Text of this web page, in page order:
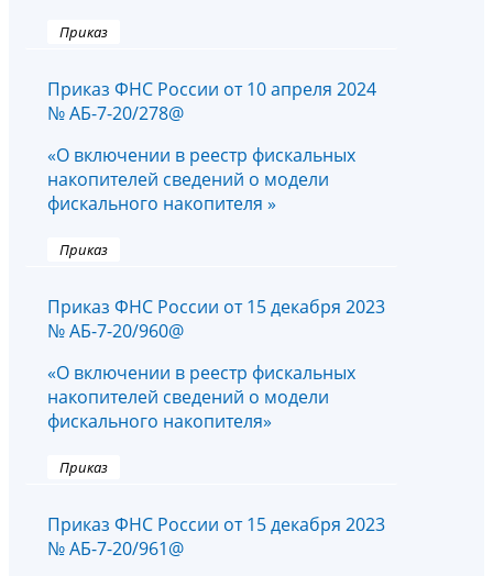
Приказ
Приказ ФНС России от 10 апреля 2024
№ АБ-7-20/278@
«О включении в реестр фискальных
накопителей сведений о модели
фискального накопителя »
Приказ
Приказ ФНС России от 15 декабря 2023
№ АБ-7-20/960@
«О включении в реестр фискальных
накопителей сведений о модели
фискального накопителя»
Приказ
Приказ ФНС России от 15 декабря 2023
№ АБ-7-20/961@